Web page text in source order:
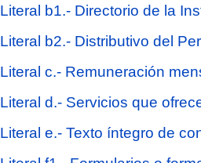
Literal b1.- Directorio de la
Literal b2.- Distributivo del
Literal c.- Remuneración
Literal d.- Servicios que
Literal e.- Texto íntegro de